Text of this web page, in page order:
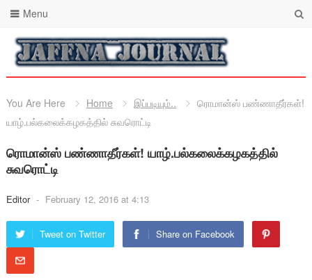
Menu
You Are Here Home இப்படியும்..
ரொமான்ஸ் பண்ணாதீர்கள்!
யாழ்.பல்கலைக்கழகத்தில் சுவரொட்டி
ரொமான்ஸ் பண்ணாதீர்கள்! யாழ்.பல்கலைக்கழகத்தில்
சுவரொட்டி
Editor - February 12, 2016 at 4:13
Tweet on Twitter Share on Facebook